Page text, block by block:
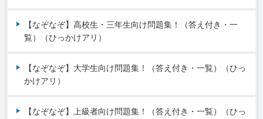
【なぞなぞ】高校生・三年生向け問題集！（答え付き・一
覧）（ひっかけアリ）
【なぞなぞ】大学生向け問題集！（答え付き・一覧）（ひっ
かけアリ）
【なぞなぞ】上級者向け問題集！（答え付き・一覧）（ひっ